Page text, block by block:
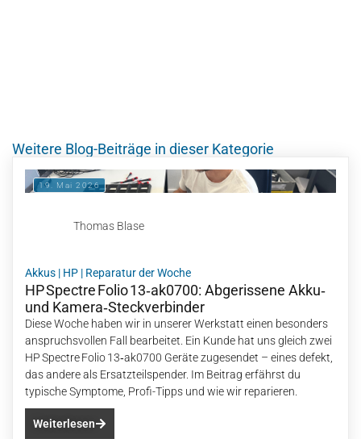
Weitere Blog-Beiträge in dieser Kategorie
19. Mai 2026
Thomas Blase
Akkus | HP | Reparatur der Woche
HP Spectre Folio 13‑ak0700: Abgerissene Akku‑
und Kamera‑Steckverbinder
Diese Woche haben wir in unserer Werkstatt einen besonders
anspruchsvollen Fall bearbeitet. Ein Kunde hat uns gleich zwei
HP Spectre Folio 13‑ak0700 Geräte zugesendet – eines defekt,
das andere als Ersatzteilspender. Im Beitrag erfährst du
typische Symptome, Profi-Tipps und wie wir reparieren.
Weiterlesen